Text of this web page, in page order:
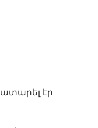
էր